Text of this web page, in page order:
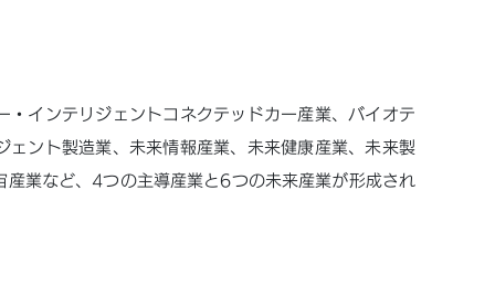
インテリジェントコネクテッドカー産業、バイオテ
ント製造業、未来情報産業、未来健康産業、未来製
業など、4つの主導産業と6つの未来産業が形成され